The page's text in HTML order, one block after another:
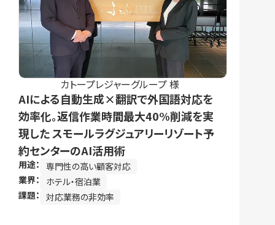
カトープレジャーグループ 様
AIによる自動生成×翻訳で外国語対応を
効率化。返信作業時間最大40%削減を実
現した スモールラグジュアリーリゾート予
約センターのAI活用術
用途： 専門性の高い顧客対応
業界：
ホテル・宿泊業
課題： 対応業務の非効率